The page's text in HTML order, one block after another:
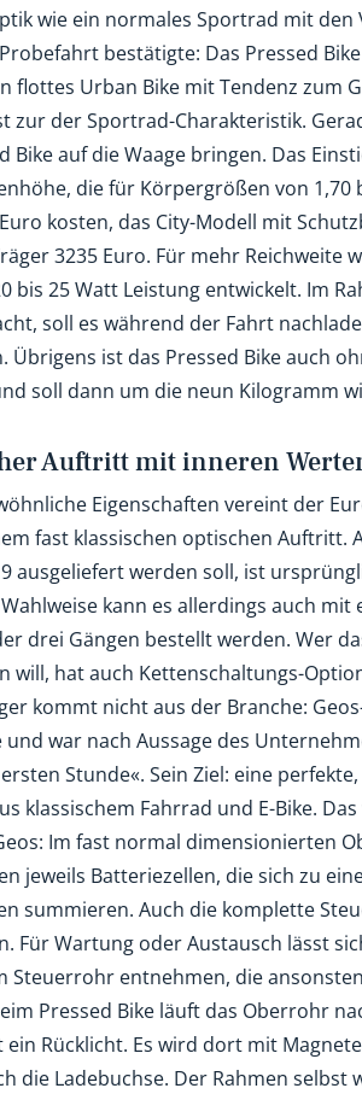
wie ein normales Sportrad mit den
bestätigte: Das Pressed
flottes Urban Bike mit Tendenz zum
zur der Sportrad-Charakteristik.
Bike auf die Waage bringen. Das
die für Körpergrößen von 1,70
kosten, das City-Modell mit
3235 Euro. Für mehr Reichweite
bis 25 Watt Leistung entwickelt. Im
soll es während der Fahrt
Übrigens ist das Pressed Bike auch
soll dann um die neun Kilogramm
Auftritt mit inneren
Eigenschaften vereint der
fast klassischen optischen Auftritt.
ausgeliefert werden soll, ist
kann es allerdings auch
drei Gängen bestellt werden. Wer
will, hat auch Kettenschaltungs-
kommt nicht aus der Branche:
und war nach Aussage des
Stunde«. Sein Ziel: eine
klassischem Fahrrad und E-Bike.
Im fast normal dimensionierten
jeweils Batteriezellen, die sich zu
summieren. Auch die komplette
Für Wartung oder Austausch lässt
Steuerrohr entnehmen, die
Pressed Bike läuft das Oberrohr
ein Rücklicht. Es wird dort mit
die Ladebuchse. Der Rahmen selbst